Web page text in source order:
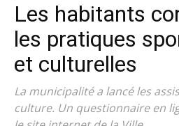
Les habitants
les pratiques
et culturelles
La municipalité a lancé les
culture. Un questionnaire en